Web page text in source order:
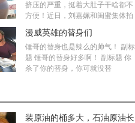
挤压的严重，挺着大肚子干啥都不
方便！近日，刘嘉姵和闺蜜集体拍
漫威英雄的替身们
锤哥的替身也是辣么的帅气！ 副标
题 锤哥的替身好多啊！ 副标题 你
杀了你的替身，你可就没替
装原油的桶多大，石油原油长